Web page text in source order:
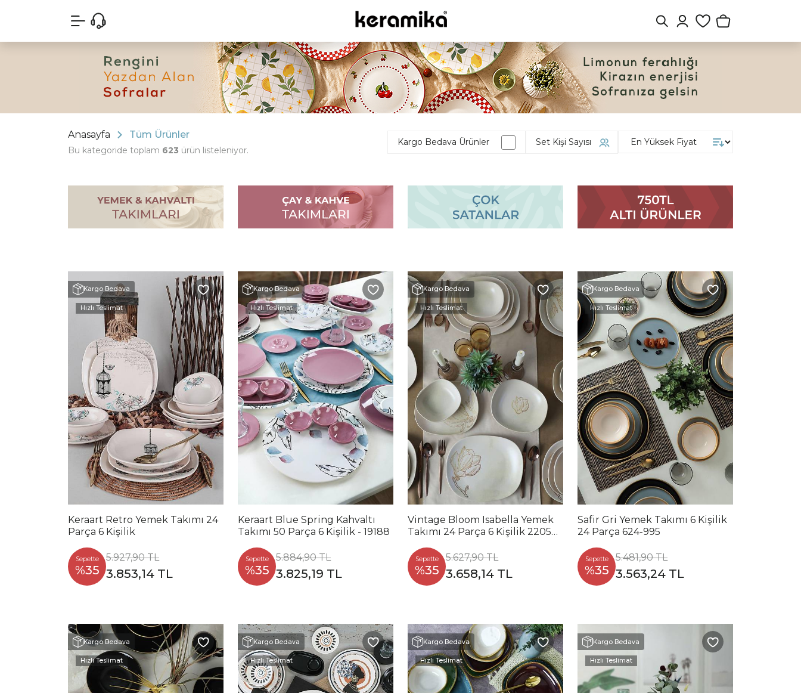
Anasayfa Tüm Ürünler
Bu kategoride toplam 623 ürün listeleniyor.
Kargo Bedava Ürünler Set Kişi Sayısı
Kargo Bedava
Hızlı Teslimat
Keraart Retro Yemek Takımı 24
Parça 6 Kişilik
Sepette
%35
5.927,90 TL
3.853,14 TL
Kargo Bedava
Hızlı Teslimat
Keraart Blue Spring Kahvaltı
Takımı 50 Parça 6 Kişilik - 19188
Sepette
%35
5.884,90 TL
3.825,19 TL
Kargo Bedava
Hızlı Teslimat
Vintage Bloom Isabella Yemek
Takımı 24 Parça 6 Kişilik 22054-
Sepette
%35
5.627,90 TL
3.658,14 TL
Kargo Bedava
Hızlı Teslimat
Safir Gri Yemek Takımı 6 Kişilik
24 Parça 624-995
Sepette
%35
5.481,90 TL
3.563,24 TL
Kargo Bedava
Hızlı Teslimat
Kargo Bedava
Hızlı Teslimat
Kargo Bedava
Hızlı Teslimat
Kargo Bedava
Hızlı Teslimat